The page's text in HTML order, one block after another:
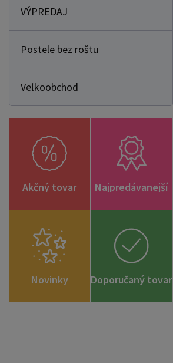
VÝPREDAJ
Postele bez roštu
Veľkoobchod
Akčný tovar Najpredávanejší
Novinky Doporučaný tovar